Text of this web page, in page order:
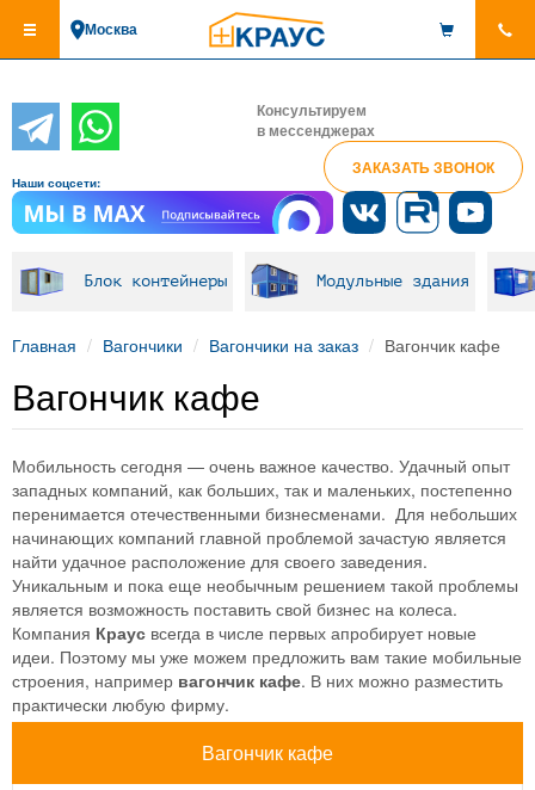
основному
Москва
Консультируем
в мессенджерах
ЗАКАЗАТЬ ЗВОНОК
Наши соцсети:
Блок контейнеры Модульные здания
Главная Вагончики Вагончики на заказ Вагончик кафе
Вагончик кафе
Мобильность сегодня — очень важное качество. Удачный опыт
западных компаний, как больших, так и маленьких, постепенно
перенимается отечественными бизнесменами. Для небольших
начинающих компаний главной проблемой зачастую является
найти удачное расположение для своего заведения.
Уникальным и пока еще необычным решением такой проблемы
является возможность поставить свой бизнес на колеса.
Компания Краус всегда в числе первых апробирует новые
идеи. Поэтому мы уже можем предложить вам такие мобильные
строения, например вагончик кафе. В них можно разместить
практически любую фирму.
Вагончик кафе